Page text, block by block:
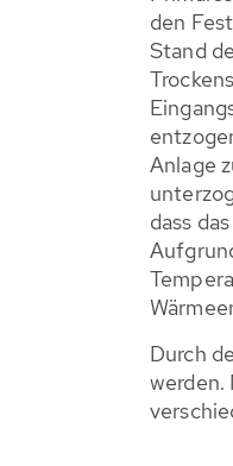
den
Stand
Anlage
dass
Durch
werden.